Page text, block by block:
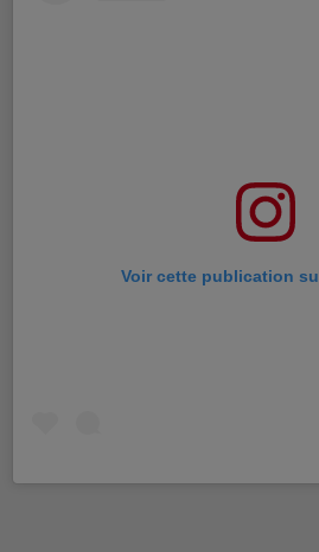
Voir cette publication